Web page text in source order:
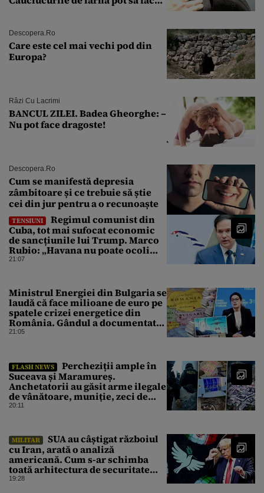
Descopera.ro
Care este cel mai vechi pod din
Europa?
Râzi Cu Lacrimi
BANCUL ZILEI. Badea Gheorghe: –
Nu pot face dragoste!
Descopera.ro
Cum se manifestă depresia
zâmbitoare și ce trebuie să știe
cei din jur pentru a o recunoaște
TENSIUNI
Regimul comunist din
Cuba, tot mai sufocat economic
de sancțiunile lui Trump. Marco
Rubio: „Havana nu poate ocoli
sancțiunile prin mimat reforme”
21:07
Ministrul Energiei din Bulgaria se
laudă că face milioane de euro pe
spatele crizei energetice din
România. Gândul a documentat
cazul
21:05
FLASH NEWS
Percheziții ample în
Suceava și Maramureș.
Anchetatorii au găsit arme ilegale
de vânătoare, muniție, zeci de
trofee de vânat și materiale
20:11
MILITAR
SUA au câștigat războiul
cu Iran, arată o analiză
americană. Cum s-ar schimba
toată arhitectura de securitate
din Orientul Mijlociu
19:28